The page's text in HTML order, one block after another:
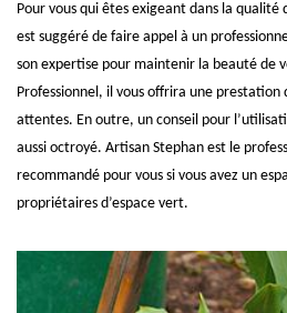
Pour vous qui êtes exigeant dans la qualité
est suggéré de faire appel à un
son expertise pour maintenir la beauté de
Professionnel, il vous offrira une
attentes. En outre, un conseil pour
aussi octroyé. Artisan Stephan est le
recommandé pour vous si vous avez un
propriétaires d’espace vert.